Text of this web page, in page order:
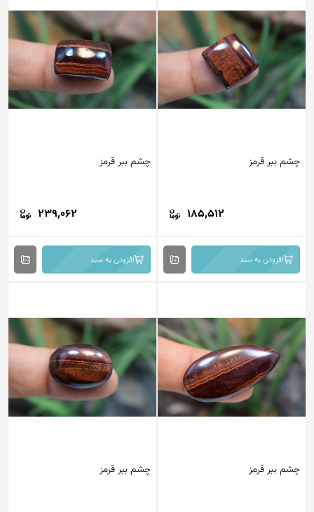
چشم ببر قرمز
185,512
افزودن به سبد
چشم ببر قرمز
239,062
افزودن به سبد
چشم ببر قرمز چشم ببر قرمز